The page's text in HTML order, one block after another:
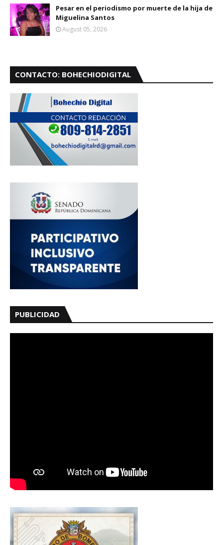
Pesar en el periodismo por muerte de la hija de
Miguelina Santos
August 05, 2026
CONTACTO: BOHECHIODIGITAL
PUBLICIDAD